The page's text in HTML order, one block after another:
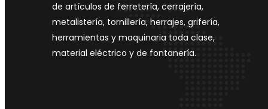
de artículos de ferretería, cerrajería,
metalistería, tornillería, herrajes, grifería,
herramientas y maquinaria toda clase,
material eléctrico y de fontanería.